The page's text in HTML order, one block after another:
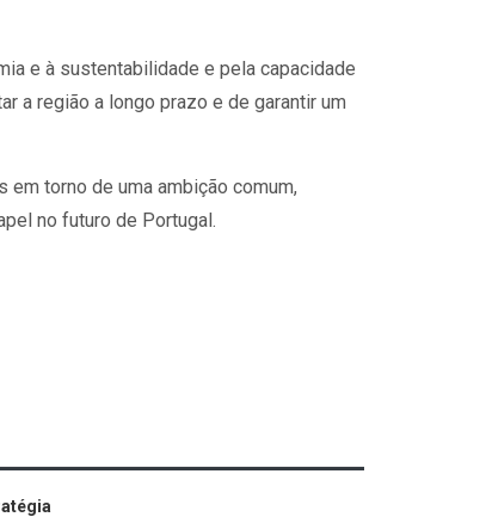
e à sustentabilidade e pela capacidade
a região a longo prazo e de garantir um
torno de uma ambição comum,
no futuro de Portugal.